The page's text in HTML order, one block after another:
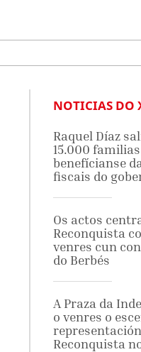
NOTICIAS DO
Raquel Díaz
15.000
benefícianse
fiscais do
Os actos
Reconquista
venres cun
do Berbés
A Praza da
o venres o
Reconquista